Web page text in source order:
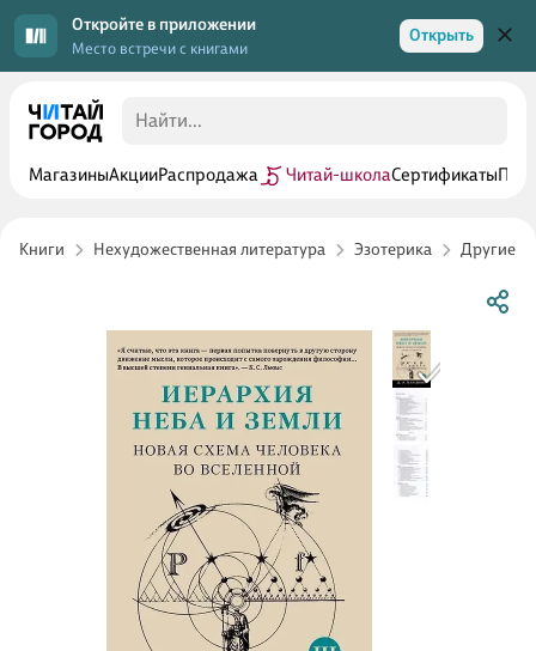
Откройте в приложении
Место встречи с книгами
Открыть
МагазиныАкцииРаспродажа Читай-школаСертификаты
Книги Нехудожественная литература Эзотерика Другие